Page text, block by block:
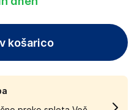
košarico